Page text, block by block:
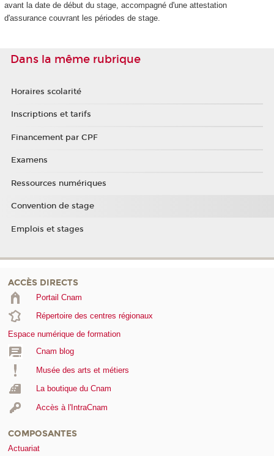
avant la date de début du stage, accompagné d'une attestation
d'assurance couvrant les périodes de stage.
Dans la même rubrique
Horaires scolarité
Inscriptions et tarifs
Financement par CPF
Examens
Ressources numériques
Convention de stage
Emplois et stages
ACCÈS DIRECTS
Portail Cnam
Répertoire des centres régionaux
Espace numérique de formation
Cnam blog
Musée des arts et métiers
La boutique du Cnam
Accès à l'IntraCnam
COMPOSANTES
Actuariat